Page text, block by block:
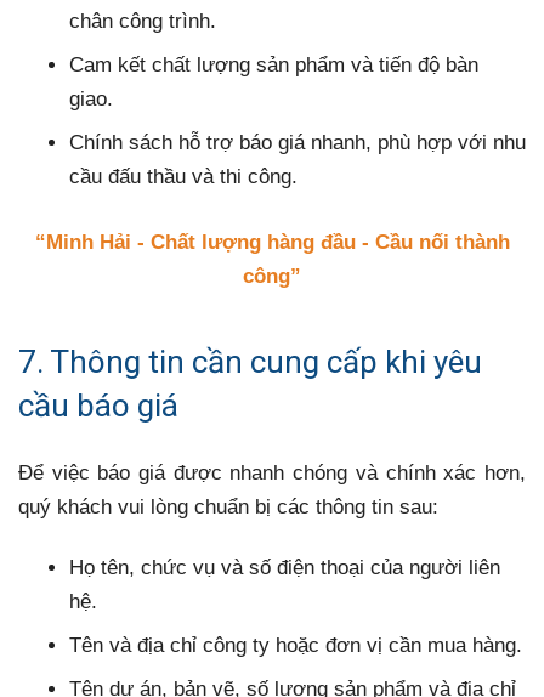
chân công trình.
Cam kết chất lượng sản phẩm và tiến độ bàn
giao.
Chính sách hỗ trợ báo giá nhanh, phù hợp với nhu
cầu đấu thầu và thi công.
“Minh Hải - Chất lượng hàng đầu - Cầu nối thành
công”
7. Thông tin cần cung cấp khi yêu
cầu báo giá
Để việc báo giá được nhanh chóng và chính xác hơn,
quý khách vui lòng chuẩn bị các thông tin sau:
Họ tên, chức vụ và số điện thoại của người liên
hệ.
Tên và địa chỉ công ty hoặc đơn vị cần mua hàng.
Tên dự án, bản vẽ, số lượng sản phẩm và địa chỉ